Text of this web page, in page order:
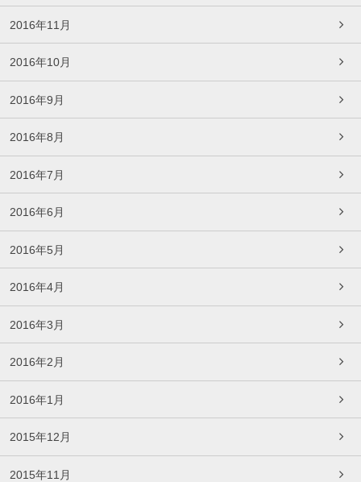
2016年11月
2016年10月
2016年9月
2016年8月
2016年7月
2016年6月
2016年5月
2016年4月
2016年3月
2016年2月
2016年1月
2015年12月
2015年11月